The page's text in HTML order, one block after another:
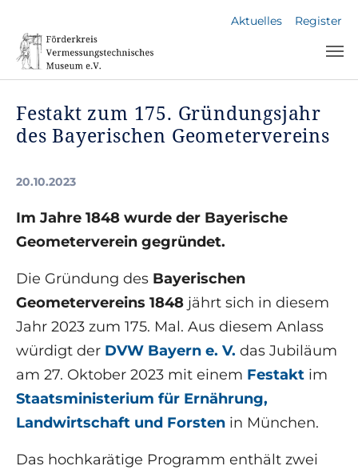
Aktuelles Register
Festakt zum 175. Gründungsjahr
des Bayerischen Geometervereins
20.10.2023
Im Jahre 1848 wurde der Bayerische
Geometerverein gegründet.
Die Gründung des Bayerischen
Geometervereins 1848 jährt sich in diesem
Jahr 2023 zum 175. Mal. Aus diesem Anlass
würdigt der DVW Bayern e. V. das Jubiläum
am 27. Oktober 2023 mit einem Festakt im
Staatsministerium für Ernährung,
Landwirtschaft und Forsten in München.
Das hochkarätige Programm enthält zwei